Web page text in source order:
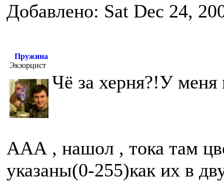
Добавлено: Sat Dec 24,
Пружина
Экзорцист
Чё за херня?!У меня
ААА , нашол , тока там
указаны(0-255)как их в